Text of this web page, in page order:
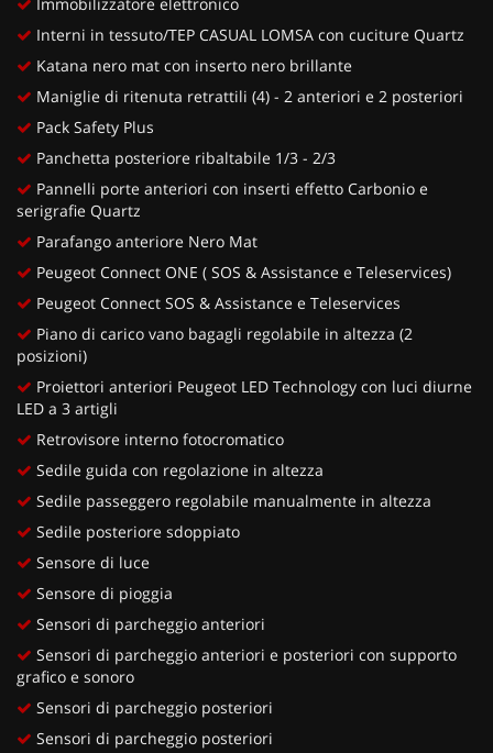
Interni in tessuto/TEP CASUAL LOMSA con cuciture Quartz
Katana nero mat con inserto nero brillante
Maniglie di ritenuta retrattili (4) - 2 anteriori e 2 posteriori
Pack Safety Plus
Panchetta posteriore ribaltabile 1/3 - 2/3
Pannelli porte anteriori con inserti effetto Carbonio e
serigrafie Quartz
Parafango anteriore Nero Mat
Peugeot Connect ONE ( SOS & Assistance e Teleservices)
Peugeot Connect SOS & Assistance e Teleservices
Piano di carico vano bagagli regolabile in altezza (2
posizioni)
Proiettori anteriori Peugeot LED Technology con luci diurne
LED a 3 artigli
Retrovisore interno fotocromatico
Sedile guida con regolazione in altezza
Sedile passeggero regolabile manualmente in altezza
Sedile posteriore sdoppiato
Sensore di luce
Sensore di pioggia
Sensori di parcheggio anteriori
Sensori di parcheggio anteriori e posteriori con supporto
grafico e sonoro
Sensori di parcheggio posteriori
Sensori di parcheggio posteriori